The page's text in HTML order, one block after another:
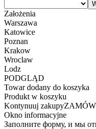
Założenia
Warszawa
Katowice
Poznan
Krakow
Wroclaw
Lodz
PODGLĄD
Towar dodany do koszyka
Produkt w koszyku
Kontynuuj zakupy
Okno informacyjne
Заполните форму, и мы